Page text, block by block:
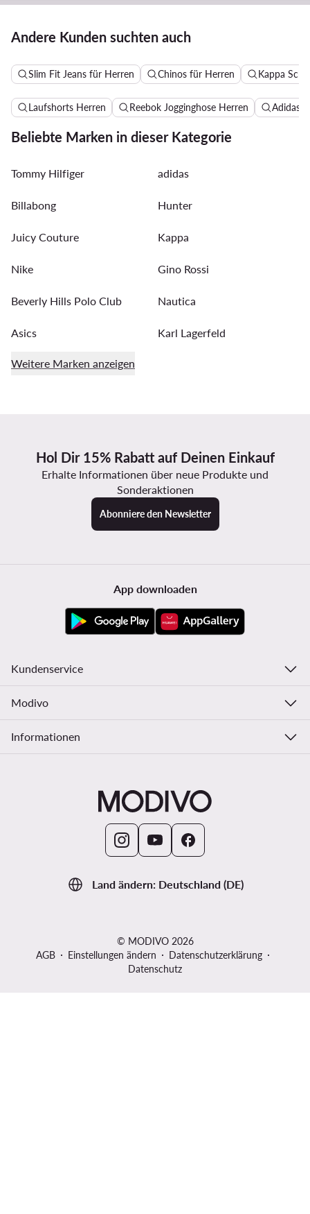
Andere Kunden suchten auch
Slim Fit Jeans für Herren Chinos für Herren Kappa
Laufshorts Herren Reebok Jogginghose Herren Adidas
Beliebte Marken in dieser Kategorie
Tommy Hilfiger adidas
Billabong Hunter
Juicy Couture Kappa
Nike Gino Rossi
Beverly Hills Polo Club Nautica
Asics Karl Lagerfeld
Weitere Marken anzeigen
Hol Dir 15% Rabatt auf Deinen Einkauf
Erhalte Informationen über neue Produkte und
Sonderaktionen
Abonniere den Newsletter
Land ändern: Deutschland (DE)
App downloaden
Kundenservice
Modivo
Informationen
© MODIVO 2026
AGB
Einstellungen ändern
Datenschutzerklärung
Datenschutz